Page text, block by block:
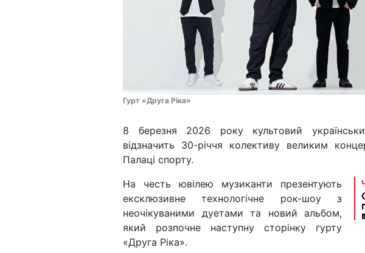
Гурт «Друга Ріка»
8 березня 2026 року культовий
відзначить 30-річчя колективу великим
Палаці спорту.
На честь ювілею музиканти презентують
ексклюзивне технологічне рок-шоу з
неочікуваними дуетами та новий альбом,
який розпочне наступну сторінку гурту
«Друга Ріка».